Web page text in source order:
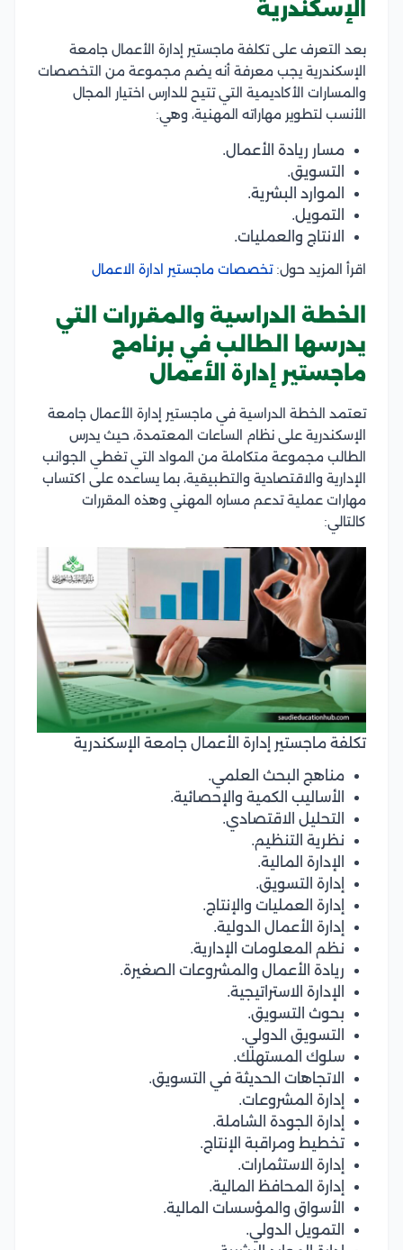
الإسكندرية
بعد التعرف على تكلفة ماجستير إدارة الأعمال جامعة
الإسكندرية يجب معرفة أنه يضم مجموعة من التخصصات
والمسارات الأكاديمية التي تتيح للدارس اختيار المجال
الأنسب لتطوير مهاراته المهنية، وهي:
مسار ريادة الأعمال.
التسويق.
الموارد البشرية.
التمويل.
الانتاج والعمليات.
اقرأ المزيد حول:تخصصات ماجستير ادارة الاعمال
الخطة الدراسية والمقررات التي
يدرسها الطالب في برنامج
ماجستير إدارة الأعمال
تعتمد الخطة الدراسية في ماجستير إدارة الأعمال جامعة
الإسكندرية على نظام الساعات المعتمدة، حيث يدرس
الطالب مجموعة متكاملة من المواد التي تغطي الجوانب
الإدارية والاقتصادية والتطبيقية، بما يساعده على اكتساب
مهارات عملية تدعم مساره المهني وهذه المقررات
كالتالي:
تكلفة ماجستير إدارة الأعمال جامعة الإسكندرية
مناهج البحث العلمي.
الأساليب الكمية والإحصائية.
التحليل الاقتصادي.
نظرية التنظيم.
الإدارة المالية.
إدارة التسويق.
إدارة العمليات والإنتاج.
إدارة الأعمال الدولية.
نظم المعلومات الإدارية.
ريادة الأعمال والمشروعات الصغيرة.
الإدارة الاستراتيجية.
بحوث التسويق.
التسويق الدولي.
سلوك المستهلك.
الاتجاهات الحديثة في التسويق.
إدارة المشروعات.
إدارة الجودة الشاملة.
تخطيط ومراقبة الإنتاج.
إدارة الاستثمارات.
إدارة المحافظ المالية.
الأسواق والمؤسسات المالية.
التمويل الدولي.